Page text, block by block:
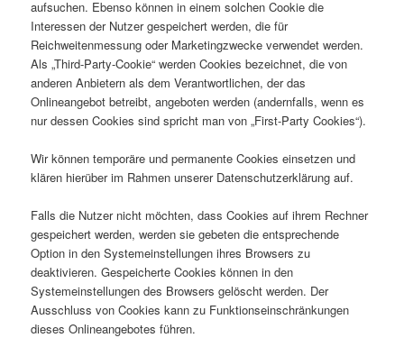
aufsuchen. Ebenso können in einem solchen Cookie die
Interessen der Nutzer gespeichert werden, die für
Reichweitenmessung oder Marketingzwecke verwendet werden.
Als „Third-Party-Cookie“ werden Cookies bezeichnet, die von
anderen Anbietern als dem Verantwortlichen, der das
Onlineangebot betreibt, angeboten werden (andernfalls, wenn es
nur dessen Cookies sind spricht man von „First-Party Cookies“).
Wir können temporäre und permanente Cookies einsetzen und
klären hierüber im Rahmen unserer Datenschutzerklärung auf.
Falls die Nutzer nicht möchten, dass Cookies auf ihrem Rechner
gespeichert werden, werden sie gebeten die entsprechende
Option in den Systemeinstellungen ihres Browsers zu
deaktivieren. Gespeicherte Cookies können in den
Systemeinstellungen des Browsers gelöscht werden. Der
Ausschluss von Cookies kann zu Funktionseinschränkungen
dieses Onlineangebotes führen.